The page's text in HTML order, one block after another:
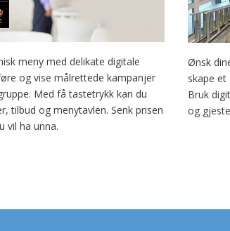
meny med delikate digitale
og vise målrettede kampanjer
Med få tastetrykk kan du
tilbud og menytavlen. Senk prisen
vil ha unna.
Ønsk
skape
Bruk
og